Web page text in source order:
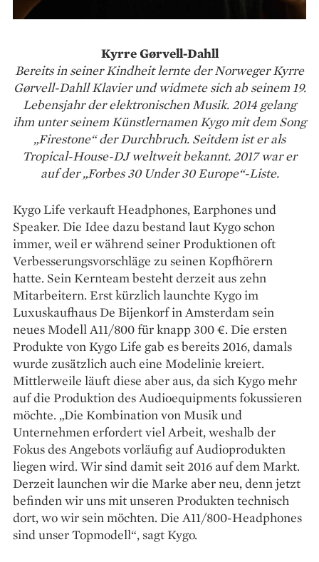
Kyrre Gørvell-Dahll
Bereits in seiner Kindheit lernte der Norweger Kyrre
Gørvell-Dahll Klavier und widmete sich ab seinem 19.
Lebensjahr der elektronischen Musik. 2014 gelang
ihm unter seinem Künstlernamen Kygo mit dem Song
„Firestone“ der Durchbruch. Seitdem ist er als
Tropical-House-DJ weltweit bekannt. 2017 war er
auf der „Forbes 30 Under 30 Europe“-Liste.
Kygo Life verkauft Headphones, Earphones und
Speaker. Die Idee dazu bestand laut Kygo schon
immer, weil er während seiner Produktionen oft
Verbesserungsvorschläge zu seinen Kopfhörern
hatte. Sein Kernteam besteht derzeit aus zehn
Mitarbeitern. Erst kürzlich launchte Kygo im
Luxuskaufhaus De Bijenkorf in Amsterdam sein
neues Modell A11/800 für knapp 300 €. Die ersten
Produkte von Kygo Life gab es bereits 2016, damals
wurde zusätzlich auch eine Modelinie kreiert.
Mittlerweile läuft diese aber aus, da sich Kygo mehr
auf die Produktion des Audioequipments fokussieren
möchte. „Die Kombination von Musik und
Unternehmen erfordert viel Arbeit, weshalb der
Fokus des Angebots vorläufig auf Audioprodukten
liegen wird. Wir sind damit seit 2016 auf dem Markt.
Derzeit launchen wir die Marke aber neu, denn jetzt
befinden wir uns mit unseren Produkten technisch
dort, wo wir sein möchten. Die A11/800-Headphones
sind unser Topmodell“, sagt Kygo.